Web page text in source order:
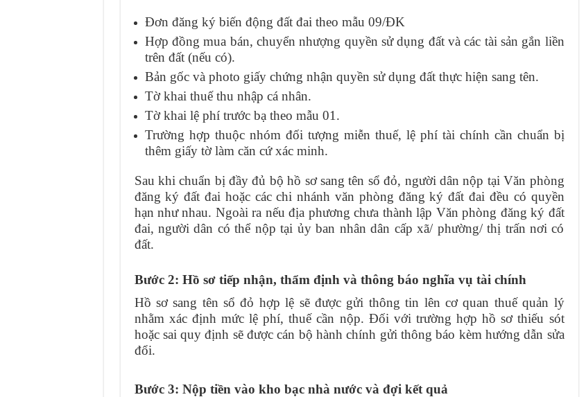
Đơn đăng ký biến động đất đai theo mẫu 09/ĐK
Hợp đồng mua bán, chuyển nhượng quyền sử dụng đất và các tài sản gắn liền
trên đất (nếu có).
Bản gốc và photo giấy chứng nhận quyền sử dụng đất thực hiện sang tên.
Tờ khai thuế thu nhập cá nhân.
Tờ khai lệ phí trước bạ theo mẫu 01.
Trường hợp thuộc nhóm đối tượng miễn thuế, lệ phí tài chính cần chuẩn bị
thêm giấy tờ làm căn cứ xác minh.
Sau khi chuẩn bị đầy đủ bộ hồ sơ sang tên sổ đỏ, người dân nộp tại Văn phòng
đăng ký đất đai hoặc các chi nhánh văn phòng đăng ký đất đai đều có quyền
hạn như nhau. Ngoài ra nếu địa phương chưa thành lập Văn phòng đăng ký đất
đai, người dân có thể nộp tại ủy ban nhân dân cấp xã/ phường/ thị trấn nơi có
đất.
Bước 2: Hồ sơ tiếp nhận, thẩm định và thông báo nghĩa vụ tài chính
Hồ sơ sang tên sổ đỏ hợp lệ sẽ được gửi thông tin lên cơ quan thuế quản lý
nhằm xác định mức lệ phí, thuế cần nộp. Đối với trường hợp hồ sơ thiếu sót
hoặc sai quy định sẽ được cán bộ hành chính gửi thông báo kèm hướng dẫn sửa
đổi.
Bước 3: Nộp tiền vào kho bạc nhà nước và đợi kết quả